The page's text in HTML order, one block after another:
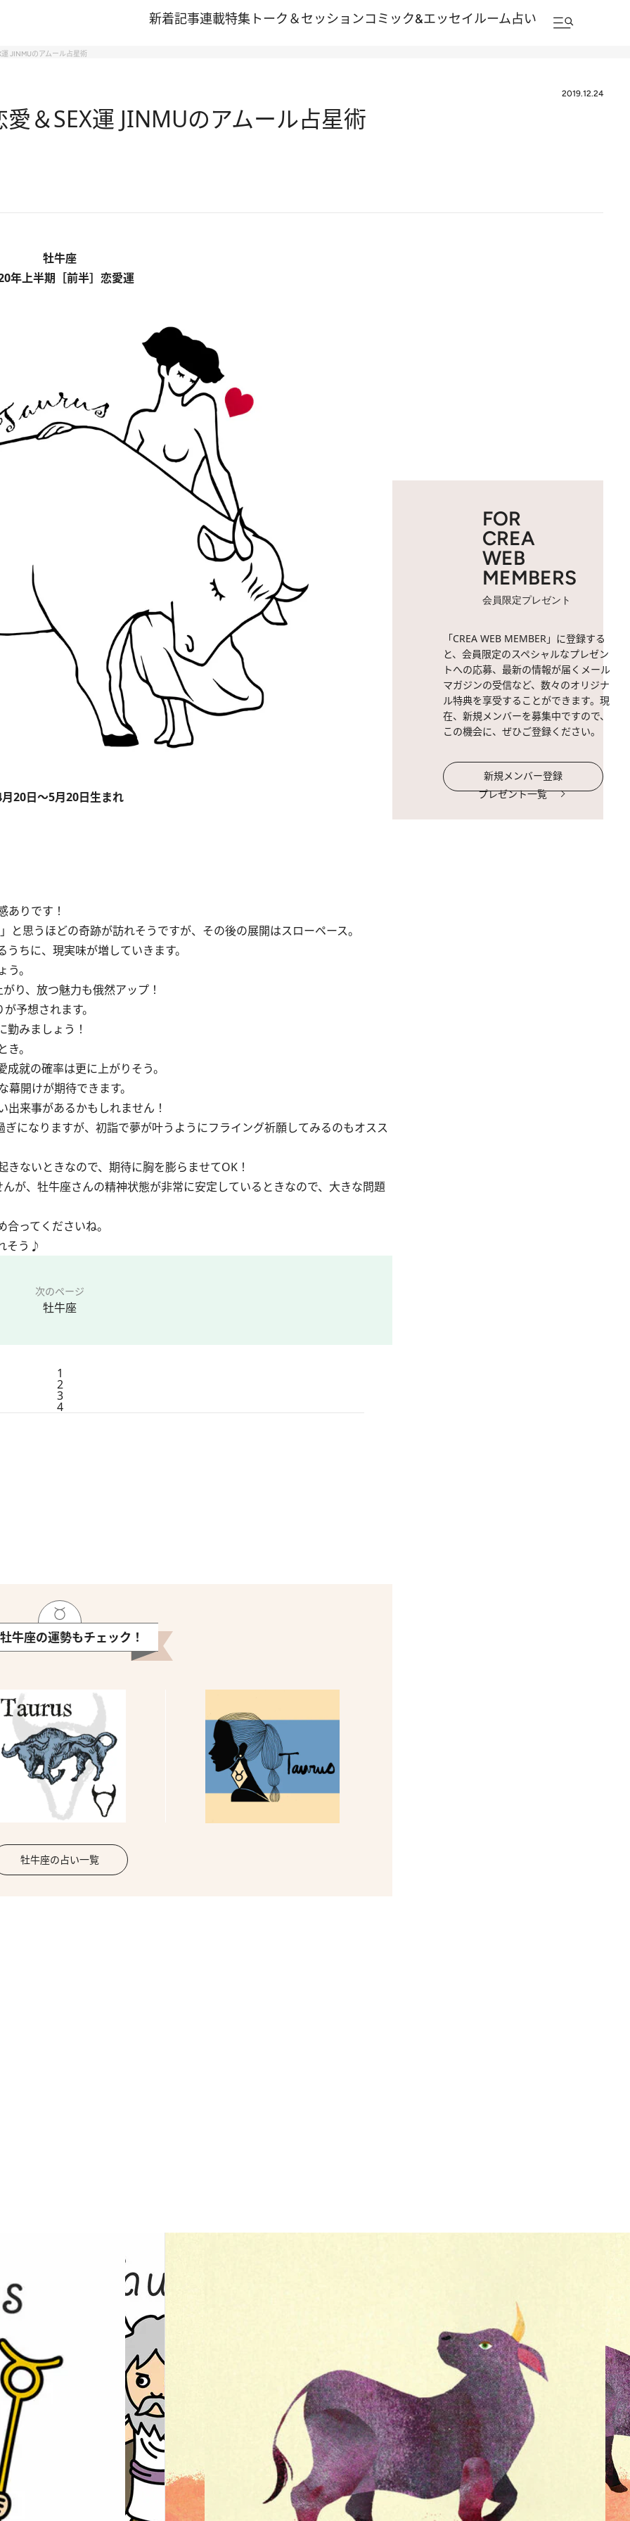
新着記事連載特集 トーク＆セッションコミック&エッセイルーム占い
JINMUのアムール占星術
2019.12.24
＆SEX運 JINMUのアムール占星術
牡牛座
年上半期［前半］恋愛運
20日～5月20日生まれ​
りです！
思うほどの奇跡が訪れそうですが、その後の展開はスローペース。
ちに、現実味が増していきます。
。
り、放つ魅力も俄然アップ！
予想されます。
みましょう！
。
就の確率は更に上がりそう。
開けが期待できます。
来事があるかもしれません！
になりますが、初詣で夢が叶うようにフライング祈願してみるのもオスス
ないときなので、期待に胸を膨らませてOK！
、牡牛座さんの精神状態が非常に安定しているときなので、大きな問題
ってくださいね。
そう♪
次のページ
牡牛座
1
2
3
4
牛座の運勢もチェック！
牡牛座の占い一覧
FOR
CREA
WEB
MEMBERS
会員限定プレゼント
「CREA WEB MEMBER」に登録する
と、会員限定のスペシャルなプレゼン
トへの応募、最新の情報が届くメール
マガジンの受信など、数々のオリジナ
ル特典を享受することができます。現
在、新規メンバーを募集中ですので、
この機会に、ぜひご登録ください。
新規メンバー登録
プレゼント一覧